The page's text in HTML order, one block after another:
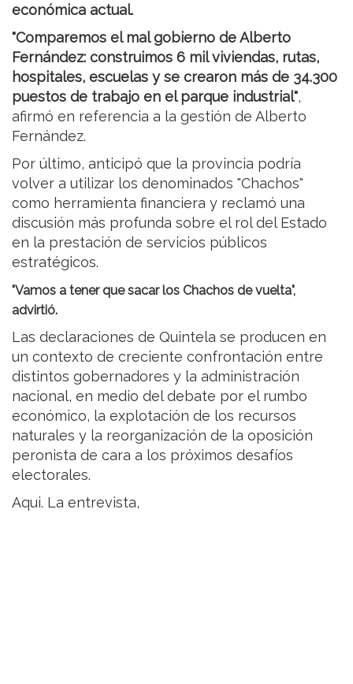
económica actual.
"Comparemos el mal gobierno de Alberto
Fernández: construimos 6 mil viviendas, rutas,
hospitales, escuelas y se crearon más de 34.300
puestos de trabajo en el parque industrial",
afirmó en referencia a la gestión de Alberto
Fernández.
Por último, anticipó que la provincia podría
volver a utilizar los denominados "Chachos"
como herramienta financiera y reclamó una
discusión más profunda sobre el rol del Estado
en la prestación de servicios públicos
estratégicos.
"Vamos a tener que sacar los Chachos de vuelta",
advirtió.
Las declaraciones de Quintela se producen en
un contexto de creciente confrontación entre
distintos gobernadores y la administración
nacional, en medio del debate por el rumbo
económico, la explotación de los recursos
naturales y la reorganización de la oposición
peronista de cara a los próximos desafíos
electorales.
Aqui. La entrevista,